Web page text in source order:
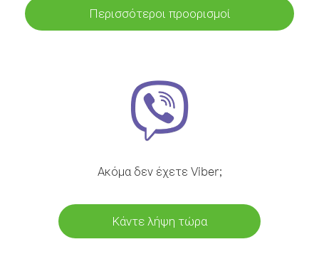
Περισσότεροι προορισμοί
Ακόμα δεν έχετε Viber;
Κάντε λήψη τώρα